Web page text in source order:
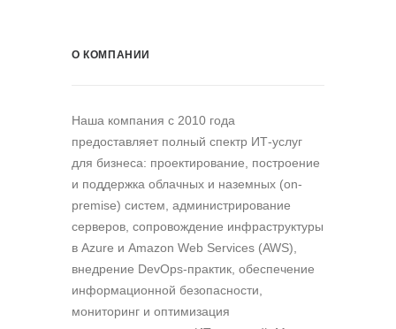
О КОМПАНИИ
Наша компания c 2010 года
предоставляет полный спектр ИТ-услуг
для бизнеса: проектирование, построение
и поддержка облачных и наземных (on-
premise) систем, администрирование
серверов, сопровождение инфраструктуры
в Azure и Amazon Web Services (AWS),
внедрение DevOps-практик, обеспечение
информационной безопасности,
мониторинг и оптимизация